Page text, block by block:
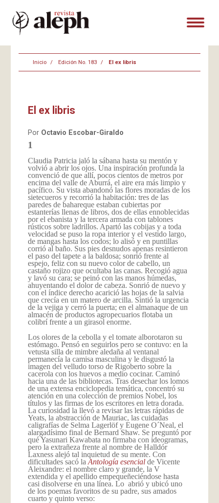
Inicio Edición No. 183 El ex libris
El ex libris
Por Octavio Escobar-Giraldo
1
Claudia Patricia jaló la sábana hasta su mentón y
volvió a abrir los ojos. Una inspiración profunda la
convenció de que allí, pocos cientos de metros por
encima del valle de Aburrá, el aire era más limpio y
pacífico. Su vista abandonó las flores moradas de los
sietecueros y recorrió la habitación: tres de las
paredes de bahareque estaban cubiertas por
estanterías llenas de libros, dos de ellas ennoblecidas
por el ebanista y la tercera armada con tablones
rústicos sobre ladrillos. Apartó las cobijas y a toda
velocidad se puso la ropa interior y el vestido largo,
de mangas hasta los codos; lo alisó y en puntillas
corrió al baño. Sus pies desnudos apenas resintieron
el paso del tapete a la baldosa; sonrió frente al
espejo, feliz con su nuevo color de cabello, un
castaño rojizo que ocultaba las canas. Recogió agua
y lavó su cara; se peinó con las manos húmedas,
ahuyentando el dolor de cabeza. Sonrió de nuevo y
con el índice derecho acarició las hojas de la salvia
que crecía en un matero de arcilla. Sintió la urgencia
de la vejiga y cerró la puerta; en el almanaque de un
almacén de productos agropecuarios flotaba un
colibrí frente a un girasol enorme.
Los olores de la cebolla y el tomate alborotaron su
estómago. Pensó en seguirlos pero se contuvo: en la
vetusta silla de mimbre aledaña al ventanal
permanecía la camisa masculina y le disgustó la
imagen del velludo torso de Rigoberto sobre la
cacerola con los huevos a medio cocinar. Caminó
hacia una de las bibliotecas. Tras desechar los lomos
de una extensa enciclopedia temática, concentró su
atención en una colección de premios Nobel, los
títulos y las firmas de los escritores en letra dorada.
La curiosidad la llevó a revisar las letras rápidas de
Yeats, la abstracción de Mauriac, las cuidadas
caligrafías de Selma Lagerlöf y Eugene O´Neal, el
alargadísimo final de Bernard Shaw. Se preguntó por
qué Yasunari Kawabata no firmaba con ideogramas,
pero la extrañeza frente al nombre de Halldór
Laxness alejó tal inquietud de su mente. Con
dificultades sacó la Antología esencialde Vicente
Aleixandre: el nombre claro y grande, la V
extendida y el apellido empequeñeciéndose hasta
casi disolverse en una línea. Lo abrió y ubicó uno
de los poemas favoritos de su padre, sus amados
cuarto y quinto verso: